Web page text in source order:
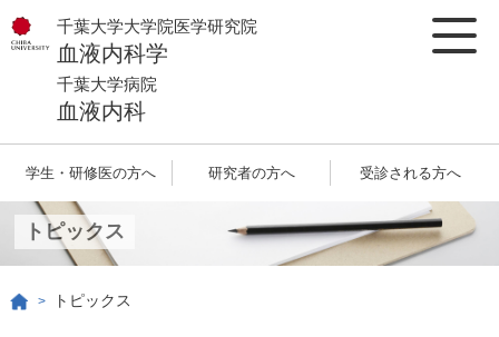
千葉大学大学院医学研究院
血液内科学
千葉大学病院
血液内科
学生・研修医の方へ 研究者の方へ 受診される方へ
トピックス
> トピックス